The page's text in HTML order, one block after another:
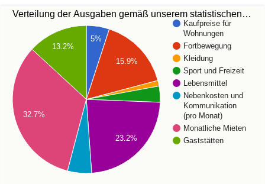
Verteilung der Ausgaben gemäß unserem statistischen…
Kaufpreise für
Wohnungen
Fortbewegung
Kleidung
Sport und Freizeit
Lebensmittel
Nebenkosten und
Kommunikation
(pro Monat)
Monatliche Mieten
Gaststätten
5%
15.9%
23.2%
13.2%
32.7%